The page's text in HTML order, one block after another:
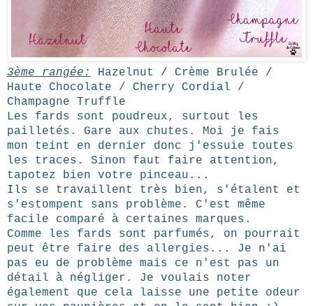
3ème rangée:
Hazelnut / Crème Brulée /
Haute Chocolate / Cherry Cordial /
Champagne Truffle
Les fards sont poudreux, surtout les
pailletés. Gare aux chutes. Moi je fais
mon teint en dernier donc j'essuie toutes
les traces. Sinon faut faire attention,
tapotez bien votre pinceau...
Ils se travaillent très bien, s'étalent et
s'estompent sans problème. C'est même
facile comparé à certaines marques.
Comme les fards sont parfumés, on pourrait
peut être faire des allergies... Je n'ai
pas eu de problème mais ce n'est pas un
détail à négliger. Je voulais noter
également que cela laisse une petite odeur